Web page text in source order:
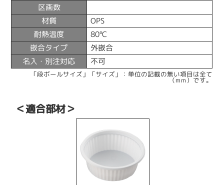
区画数
材質 OPS
耐熱温度 80℃
嵌合タイプ 外嵌合
名入・別注対応 不可
「段ボールサイズ」「サイズ」：単位の記載の無い項目は全て
（mm）です。
＜適合部材＞